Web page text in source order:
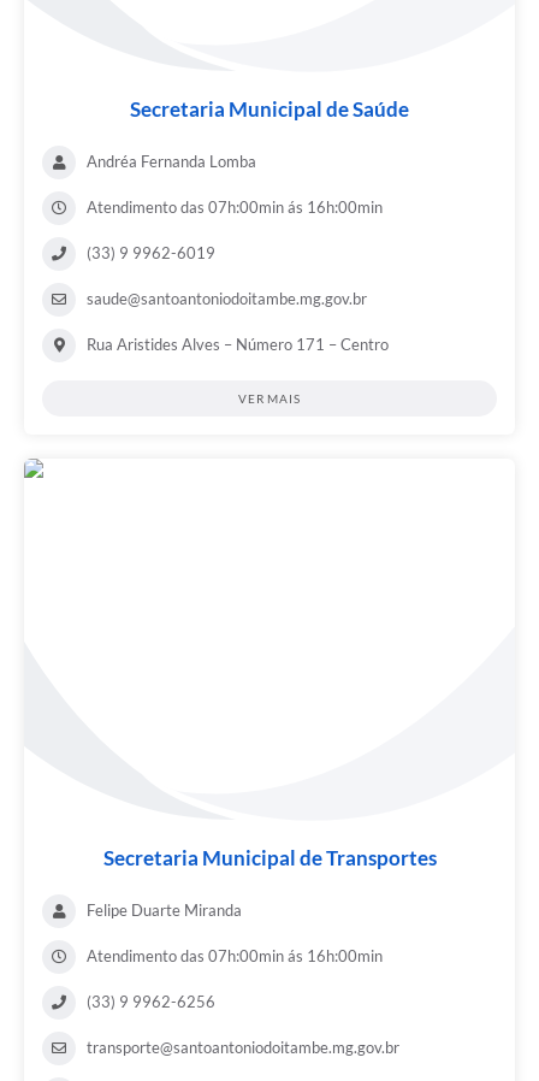
Secretaria Municipal de Saúde
Andréa Fernanda Lomba
Atendimento das 07h:00min ás 16h:00min
(33) 9 9962-6019
saude@santoantoniodoitambe.mg.gov.br
Rua Aristides Alves – Número 171 – Centro
VER MAIS
Secretaria Municipal de Transportes
Felipe Duarte Miranda
Atendimento das 07h:00min ás 16h:00min
(33) 9 9962-6256
transporte@santoantoniodoitambe.mg.gov.br